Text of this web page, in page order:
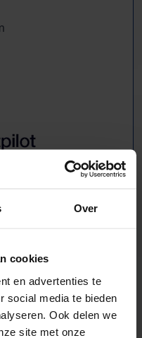
Over
cookies
en advertenties te
social media te bieden
Ook delen we
site met onze
leverbaar
wissels